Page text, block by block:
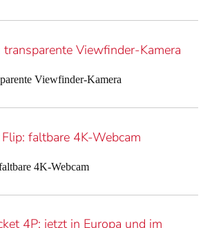
Viewfinder-Kamera
4K-Webcam